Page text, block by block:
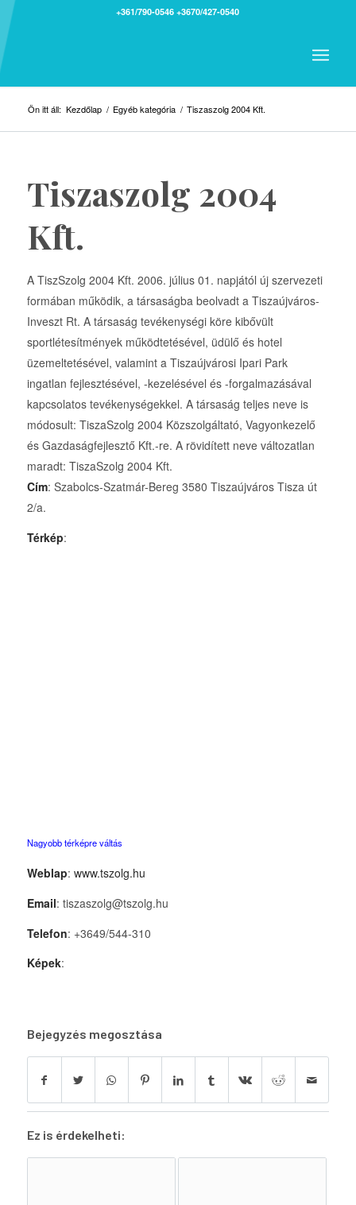
+361/790-0546 +3670/427-0540
Ön itt áll: Kezdőlap / Egyéb kategória / Tiszaszolg 2004 Kft.
Tiszaszolg 2004
Kft.
A TiszSzolg 2004 Kft. 2006. július 01. napjától új szervezeti
formában működik, a társaságba beolvadt a Tiszaújváros-
Inveszt Rt. A társaság tevékenységi köre kibővült
sportlétesítmények működtetésével, üdülő és hotel
üzemeltetésével, valamint a Tiszaújvárosi Ipari Park
ingatlan fejlesztésével, -kezelésével és -forgalmazásával
kapcsolatos tevékenységekkel. A társaság teljes neve is
módosult: TiszaSzolg 2004 Közszolgáltató, Vagyonkezelő
és Gazdaságfejlesztő Kft.-re. A rövidített neve változatlan
maradt: TiszaSzolg 2004 Kft.
Cím: Szabolcs-Szatmár-Bereg 3580 Tiszaújváros Tisza út
2/a.
Térkép:
Nagyobb térképre váltás
Weblap: www.tszolg.hu
Email: tiszaszolg@tszolg.hu
Telefon: +3649/544-310
Képek:
Bejegyzés megosztása
Ez is érdekelheti: